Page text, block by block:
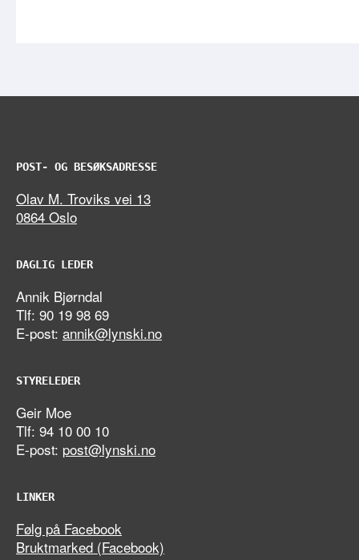
POST- OG BESØKSADRESSE
Olav M. Troviks vei 13
0864 Oslo
DAGLIG LEDER
Annik Bjørndal
Tlf: 90 19 98 69
E-post: annik@lynski.no
STYRELEDER
Geir Moe
Tlf: 94 10 00 10
E-post: post@lynski.no
LINKER
Følg på Facebook
Bruktmarked (Facebook)